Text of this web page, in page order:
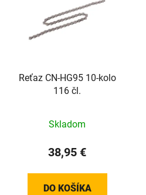
Reťaz CN-HG95 10-kolo
116 čl.
Skladom
38,95 €
DO KOŠÍKA